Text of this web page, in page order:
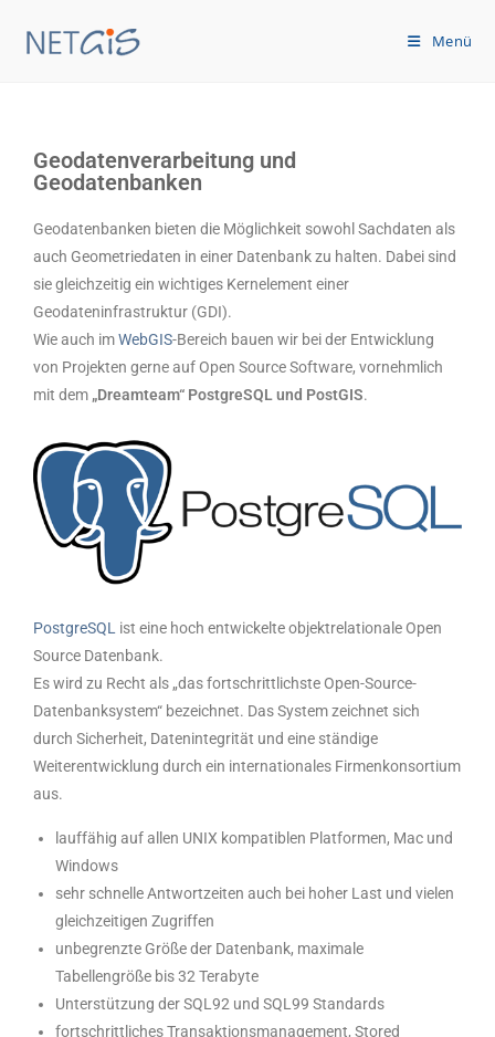
Menü
Geodatenverarbeitung und
Geodatenbanken
Geodatenbanken bieten die Möglichkeit sowohl Sachdaten als
auch Geometriedaten in einer Datenbank zu halten. Dabei sind
sie gleichzeitig ein wichtiges Kernelement einer
Geodateninfrastruktur (GDI).
Wie auch imWebGIS-Bereich bauen wir bei der Entwicklung
von Projekten gerne auf Open Source Software, vornehmlich
mit dem „Dreamteam“ PostgreSQL und PostGIS.
PostgreSQL ist eine hoch entwickelte objektrelationale Open
Source Datenbank.
Es wird zu Recht als „das fortschrittlichste Open-Source-
Datenbanksystem“ bezeichnet. Das System zeichnet sich
durch Sicherheit, Datenintegrität und eine ständige
Weiterentwicklung durch ein internationales Firmenkonsortium
aus.
lauffähig auf allen UNIX kompatiblen Platformen, Mac und
Windows
sehr schnelle Antwortzeiten auch bei hoher Last und vielen
gleichzeitigen Zugriffen
unbegrenzte Größe der Datenbank, maximale
Tabellengröße bis 32 Terabyte
Unterstützung der SQL92 und SQL99 Standards
fortschrittliches Transaktionsmanagement, Stored